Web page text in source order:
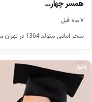
همسر چهار…
۷ ماه قبل
سحر امامی متولد 1364 در تهران مجری و گوینده خبر تلویزیون ایران است.
اخبار